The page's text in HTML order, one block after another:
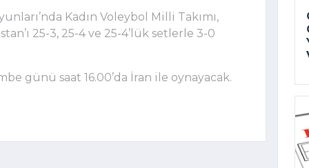
Kadın Voleybol Milli Takımı,
25-3, 25-4 ve 25-4’lük setlerle 3-0
günü saat 16.00’da İran ile oynayacak.